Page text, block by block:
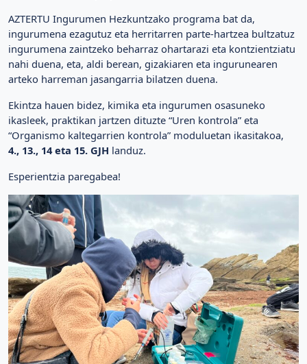
AZTERTU Ingurumen Hezkuntzako programa bat da,
ingurumena ezagutuz eta herritarren parte-hartzea bultzatuz
ingurumena zaintzeko beharraz ohartarazi eta kontzientziatu
nahi duena, eta, aldi berean, gizakiaren eta ingurunearen
arteko harreman jasangarria bilatzen duena.
Ekintza hauen bidez, kimika eta ingurumen osasuneko
ikasleek, praktikan jartzen dituzte “Uren kontrola” eta
“Organismo kaltegarrien kontrola” moduluetan ikasitakoa,
4., 13., 14 eta 15. GJH landuz.
Esperientzia paregabea!